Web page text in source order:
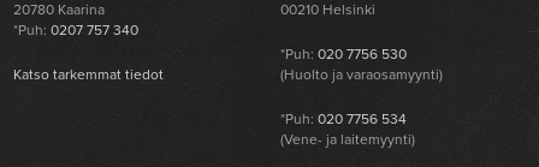
20780 Kaarina
*Puh:0207 757 340
Katso tarkemmat tiedot
00210 Helsinki
*Puh:020 7756 530
(Huolto ja varaosamyynti)
*Puh:020 7756 534
(Vene- ja laitemyynti)